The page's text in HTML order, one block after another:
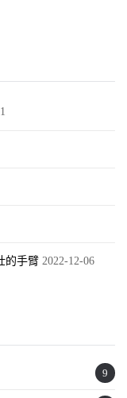
的手臂 2022-12-06
9